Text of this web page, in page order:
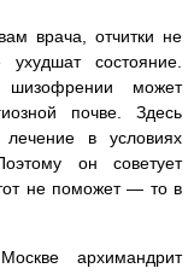
врача, отчитки не
состояние.
может
почве. Здесь
лечение в условиях
он советует
не поможет — то в
архимандрит